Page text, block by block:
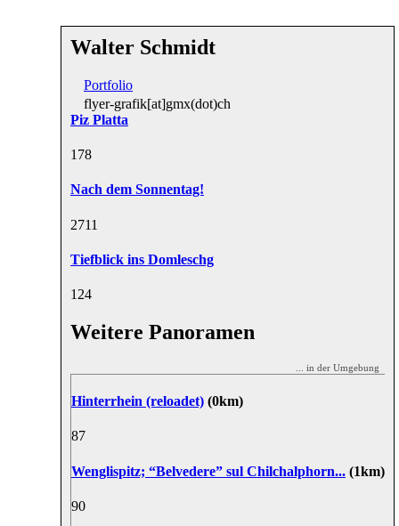
Walter Schmidt
Portfolio
flyer-grafik[at]gmx(dot)ch
Piz Platta
178
Nach dem Sonnentag!
2711
Tiefblick ins Domleschg
124
Weitere Panoramen
... in der Umgebung
Hinterrhein (reloadet) (0km)
87
Wenglispitz; “Belvedere” sul Chilchalphorn... (1km)
90